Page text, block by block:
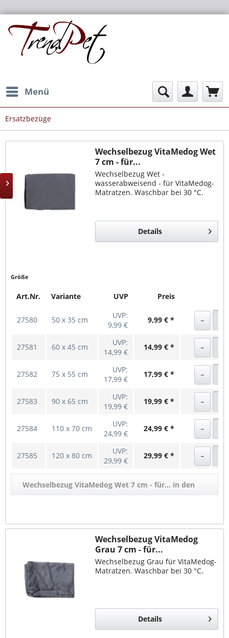
Menü
Ersatzbezüge
Wechselbezug VitaMedog Wet
7 cm - für...
Wechselbezug Wet -
wasserabweisend - für VitaMedog-
Matratzen. Waschbar bei 30 °C.
Details
Größe
Art.Nr. Variante UVP Preis
27580 50 x 35 cm
UVP:
9,99 €
9,99 € *
27581 60 x 45 cm
UVP:
14,99 €
14,99 € *
27582 75 x 55 cm
UVP:
17,99 €
17,99 € *
27583 90 x 65 cm
UVP:
19,99 €
19,99 € *
27584 110 x 70 cm
UVP:
24,99 €
24,99 € *
27585 120 x 80 cm
UVP:
29,99 €
29,99 € *
Wechselbezug VitaMedog Wet 7 cm - für... in den
Wechselbezug VitaMedog
Grau 7 cm - für...
Wechselbezug Grau für VitaMedog-
Matratzen. Waschbar bei 30 °C.
Details